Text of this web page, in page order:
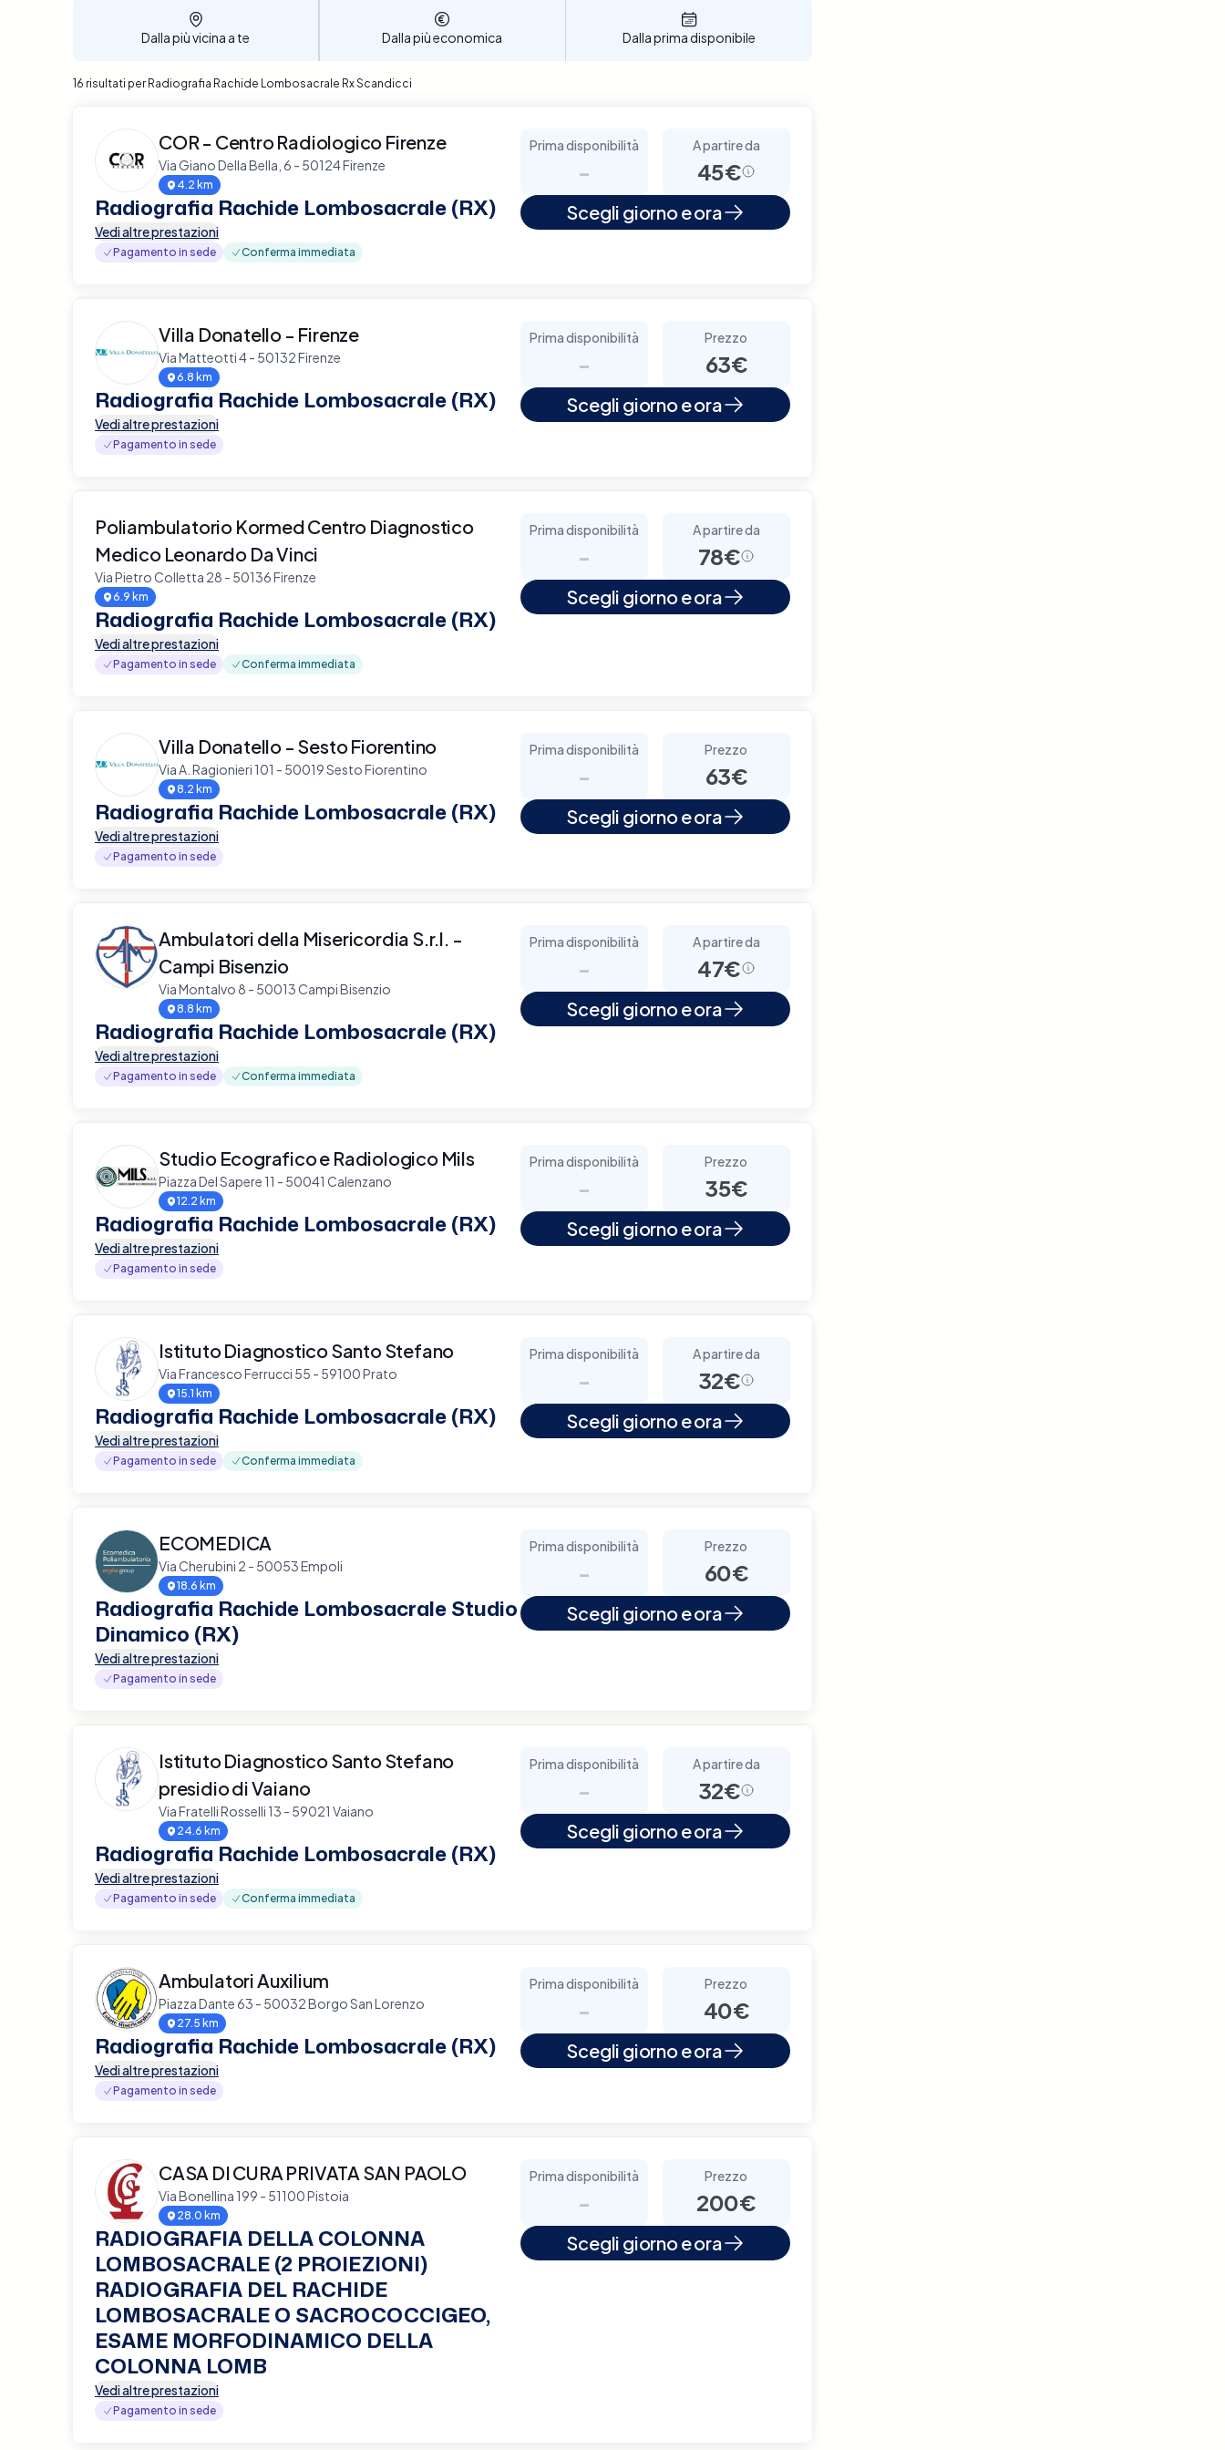
Dalla più vicina a te Dalla più economica Dalla prima disponibile
16 risultati per Radiografia Rachide Lombosacrale Rx Scandicci
COR - Centro Radiologico Firenze
Via Giano Della Bella, 6 - 50124 Firenze
4.2 km
Radiografia Rachide Lombosacrale (RX)
Vedi altre prestazioni
Pagamento in sede Conferma immediata
Prima disponibilità
-
A partire da
45€
Scegli giorno e ora
Villa Donatello - Firenze
Via Matteotti 4 - 50132 Firenze
6.8 km
Radiografia Rachide Lombosacrale (RX)
Vedi altre prestazioni
Pagamento in sede
Prima disponibilità
-
Prezzo
63€
Scegli giorno e ora
Poliambulatorio Kormed Centro Diagnostico
Medico Leonardo Da Vinci
Via Pietro Colletta 28 - 50136 Firenze
6.9 km
Radiografia Rachide Lombosacrale (RX)
Vedi altre prestazioni
Pagamento in sede Conferma immediata
Prima disponibilità
-
A partire da
78€
Scegli giorno e ora
Villa Donatello - Sesto Fiorentino
Via A. Ragionieri 101 - 50019 Sesto Fiorentino
8.2 km
Radiografia Rachide Lombosacrale (RX)
Vedi altre prestazioni
Pagamento in sede
Prima disponibilità
-
Prezzo
63€
Scegli giorno e ora
Ambulatori della Misericordia S.r.l. -
Campi Bisenzio
Via Montalvo 8 - 50013 Campi Bisenzio
8.8 km
Radiografia Rachide Lombosacrale (RX)
Vedi altre prestazioni
Pagamento in sede Conferma immediata
Prima disponibilità
-
A partire da
47€
Scegli giorno e ora
Studio Ecografico e Radiologico Mils
Piazza Del Sapere 11 - 50041 Calenzano
12.2 km
Radiografia Rachide Lombosacrale (RX)
Vedi altre prestazioni
Pagamento in sede
Prima disponibilità
-
Prezzo
35€
Scegli giorno e ora
Istituto Diagnostico Santo Stefano
Via Francesco Ferrucci 55 - 59100 Prato
15.1 km
Radiografia Rachide Lombosacrale (RX)
Vedi altre prestazioni
Pagamento in sede Conferma immediata
Prima disponibilità
-
A partire da
32€
Scegli giorno e ora
ECOMEDICA
Via Cherubini 2 - 50053 Empoli
18.6 km
Radiografia Rachide Lombosacrale Studio
Dinamico (RX)
Vedi altre prestazioni
Pagamento in sede
Prima disponibilità
-
Prezzo
60€
Scegli giorno e ora
Istituto Diagnostico Santo Stefano
presidio di Vaiano
Via Fratelli Rosselli 13 - 59021 Vaiano
24.6 km
Radiografia Rachide Lombosacrale (RX)
Vedi altre prestazioni
Pagamento in sede Conferma immediata
Prima disponibilità
-
A partire da
32€
Scegli giorno e ora
Ambulatori Auxilium
Piazza Dante 63 - 50032 Borgo San Lorenzo
27.5 km
Radiografia Rachide Lombosacrale (RX)
Vedi altre prestazioni
Pagamento in sede
Prima disponibilità
-
Prezzo
40€
Scegli giorno e ora
CASA DI CURA PRIVATA SAN PAOLO
Via Bonellina 199 - 51100 Pistoia
28.0 km
RADIOGRAFIA DELLA COLONNA
LOMBOSACRALE (2 PROIEZIONI)
RADIOGRAFIA DEL RACHIDE
LOMBOSACRALE O SACROCOCCIGEO,
ESAME MORFODINAMICO DELLA
COLONNA LOMB
Vedi altre prestazioni
Pagamento in sede
Prima disponibilità
-
Prezzo
200€
Scegli giorno e ora